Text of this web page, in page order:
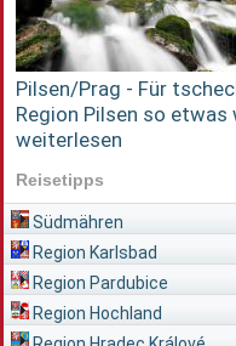
Pilsen/Prag - Für
Region Pilsen so etwas
weiterlesen
Reisetipps
Südmähren
Region Karlsbad
Region Pardubice
Region Hochland